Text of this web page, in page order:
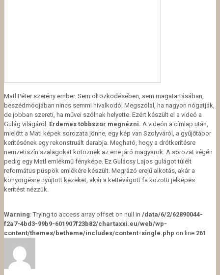
Matl Péter szerény ember. Sem öltözködésében, sem magatartásában,
beszédmódjában nincs semmi hivalkodó. Megszólal, ha nagyon nógatják,
de jobban szereti, ha művei szólnak helyette. Ezért készült el a videó a
Gulág világáról. Érdemes többször megnézni. A videón a címlap után,
mielőtt a Matl képek sorozata jönne, egy kép van Szolyváról, a gyűjőtábor
kerítésének egy rekonstruált darabja. Megható, hogy a drótkerítésre
nemzetiszín szalagokat kötöznek az erre járó magyarok. A sorozat végén
pedig egy Matl emlékmű fényképe. Ez Gulácsy Lajos gulágot túlélt
református püspök emlékére készült. Megrázó erejű alkotás, akár a
könyörgésre nyújtott kezeket, akár a kettévágott fa közötti jelképes
kerítést nézzük.
Warning: Trying to access array offset on null in /data/6/2/62890044-
f2a7-4bd3-99b9-601907f23b82/chartaxxi.eu/web/wp-
content/themes/betheme/includes/content-single.php on line 261